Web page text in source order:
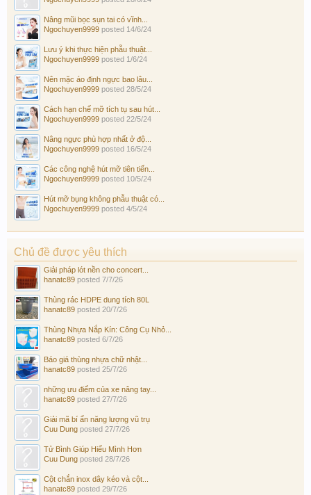
Nâng mũi bọc sụn tai có vĩnh...
Ngochuyen9999 posted 14/6/24
Lưu ý khi thực hiện phẫu thuật...
Ngochuyen9999 posted 1/6/24
Nên mặc áo định ngực bao lâu...
Ngochuyen9999 posted 28/5/24
Cách hạn chế mỡ tích tụ sau hút...
Ngochuyen9999 posted 22/5/24
Nâng ngực phù hợp nhất ở độ...
Ngochuyen9999 posted 16/5/24
Các công nghệ hút mỡ tiên tiến...
Ngochuyen9999 posted 10/5/24
Hút mỡ bụng không phẫu thuật có...
Ngochuyen9999 posted 4/5/24
Chủ đề được yêu thích
Giải pháp lót nền cho concert...
hanatc89 posted 7/7/26
Thùng rác HDPE dung tích 80L
hanatc89 posted 20/7/26
Thùng Nhựa Nắp Kín: Công Cụ Nhỏ...
hanatc89 posted 6/7/26
Báo giá thùng nhựa chữ nhật...
hanatc89 posted 25/7/26
những ưu điểm của xe nâng tay...
hanatc89 posted 27/7/26
Giải mã bí ẩn năng lượng vũ trụ
Cuu Dung posted 27/7/26
Tử Bình Giúp Hiểu Mình Hơn
Cuu Dung posted 28/7/26
Cột chắn inox dây kéo và cột...
hanatc89 posted 29/7/26